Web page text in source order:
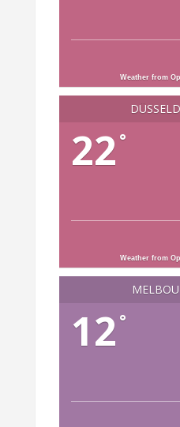
Weather from
22 °
Weather from
12 °